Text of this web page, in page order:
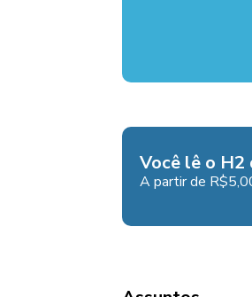
Você lê o H2
A partir de